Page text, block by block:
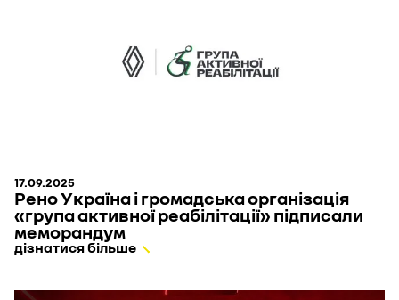
17.09.2025
Рено Україна і громадська організація
«група активної реабілітації» підписали
меморандум
дізнатися більше